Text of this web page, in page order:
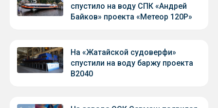
спустило на воду СПК «Андрей
Байков» проекта «Метеор 120Р»
На «Жатайской судоверфи»
спустили на воду баржу проекта
В2040